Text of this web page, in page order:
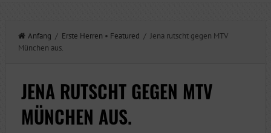
Anfang / Erste Herren • Featured / Jena rutscht gegen MTV
München aus.
JENA RUTSCHT GEGEN MTV
MÜNCHEN AUS.